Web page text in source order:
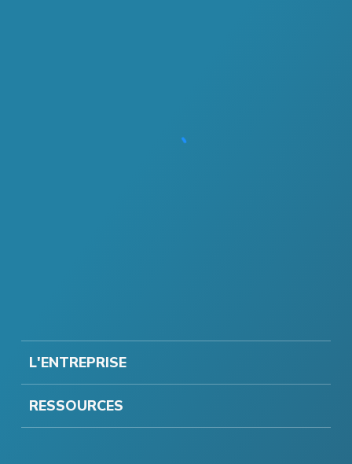
L'ENTREPRISE
RESSOURCES